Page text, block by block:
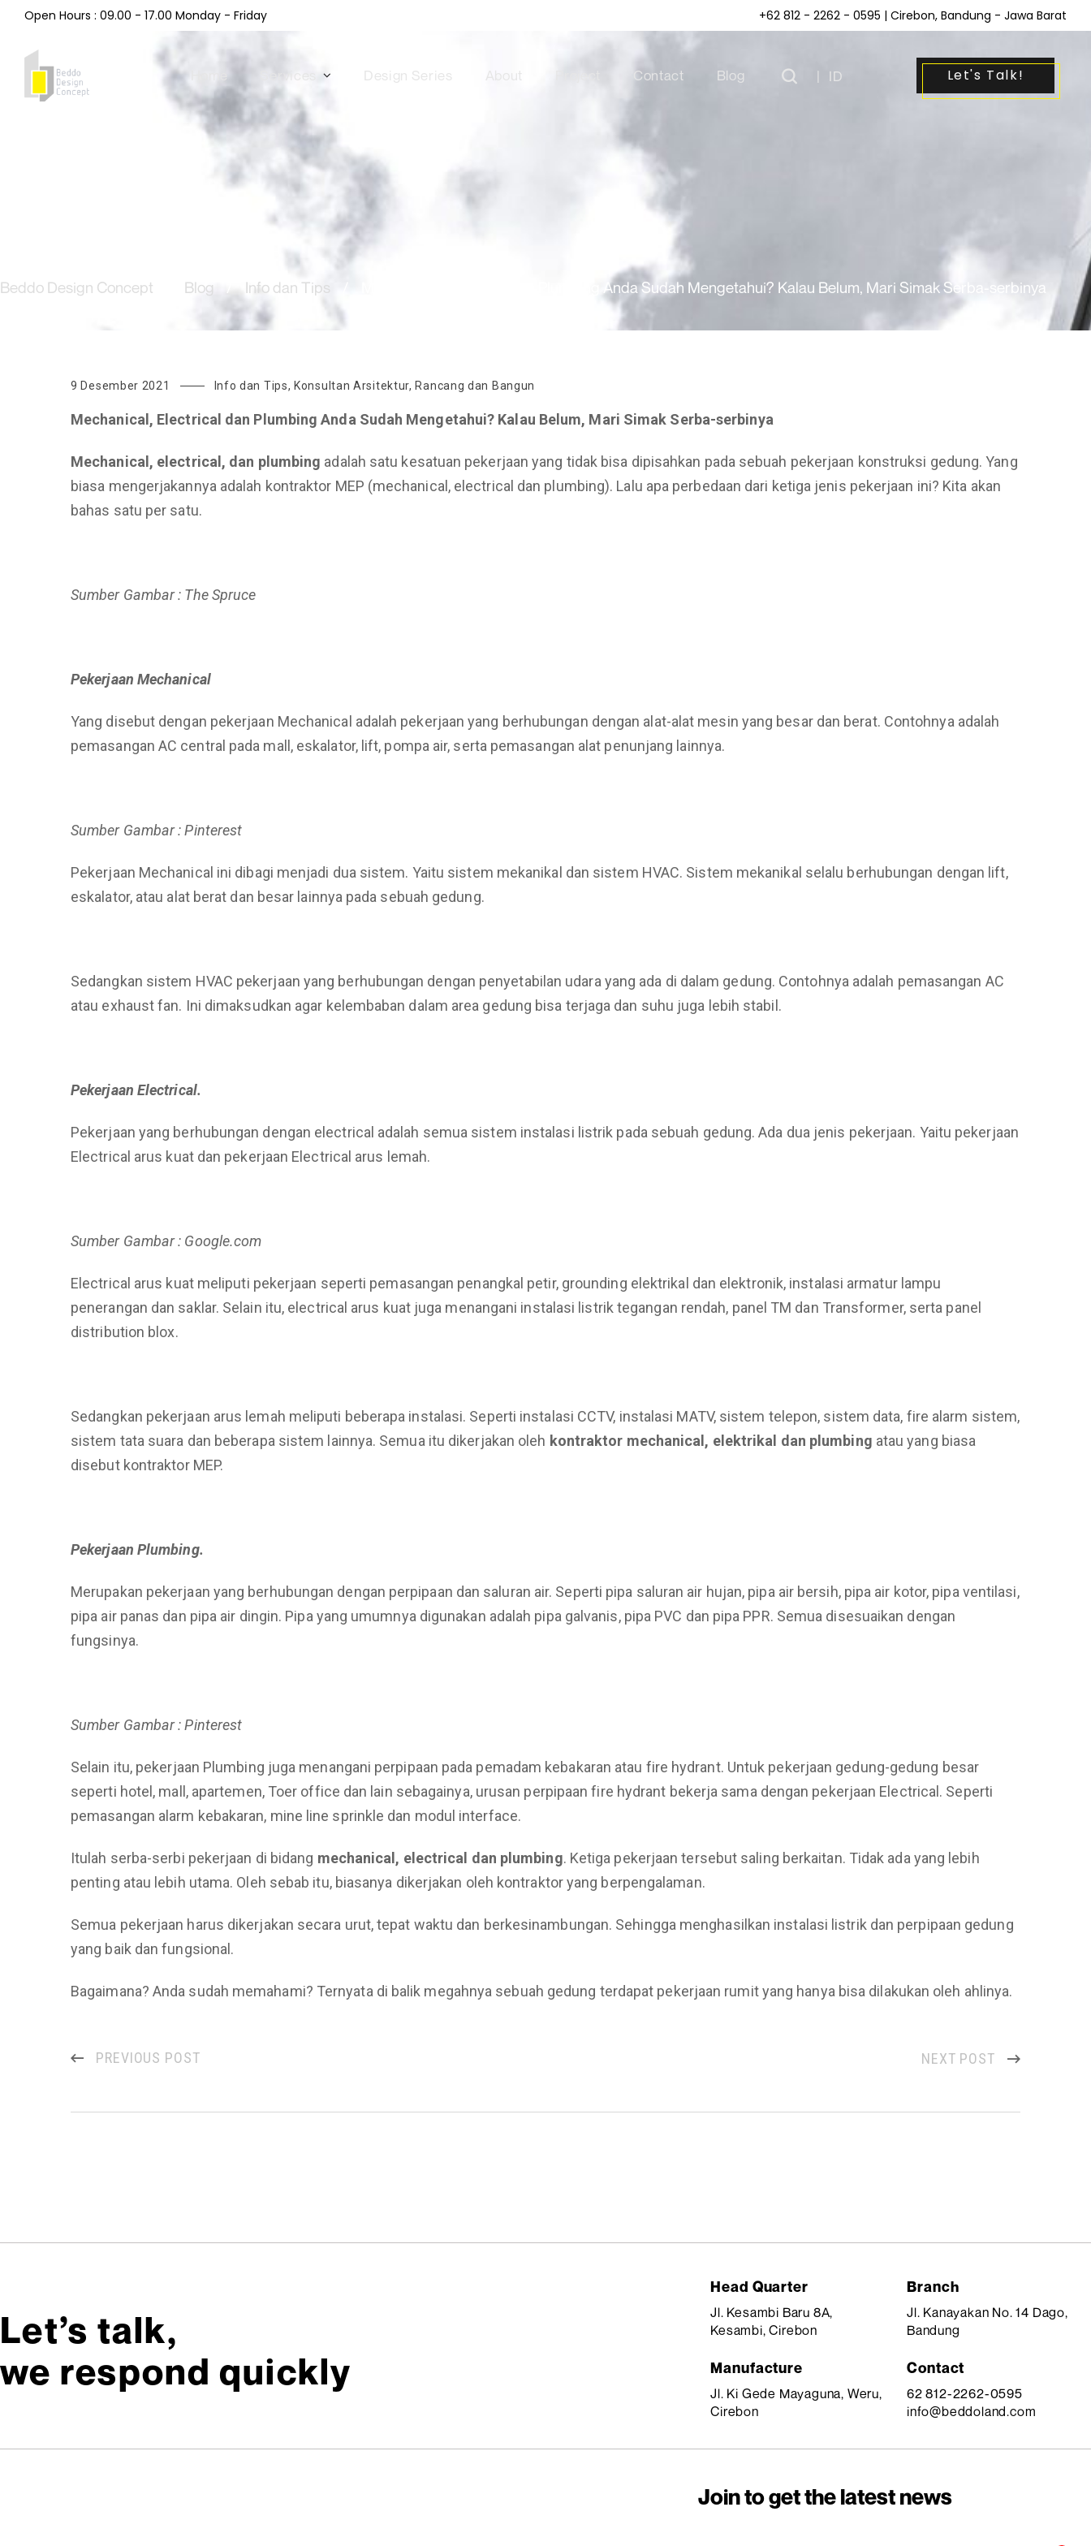
Open Hours : 09.00 - 17.00 Monday - Friday +62 812 - 2262 - 0595 | Cirebon, Bandung - Jawa Barat
Design Series About Contact Blog | ID Let's Talk!
Beddo Design Concept Blog Info dan Tips Mechanical, Electrical dan Plumbing Anda Sudah Mengetahui? Kalau Belum, Mari Simak Serba-serbinya
9 Desember 2021 Info dan Tips, Konsultan Arsitektur, Rancang dan Bangun
Mechanical, Electrical dan Plumbing Anda Sudah Mengetahui? Kalau Belum, Mari Simak Serba-serbinya
Mechanical, electrical, dan plumbing adalah satu kesatuan pekerjaan yang tidak bisa dipisahkan pada sebuah pekerjaan konstruksi gedung. Yang
biasa mengerjakannya adalah kontraktor MEP (mechanical, electrical dan plumbing). Lalu apa perbedaan dari ketiga jenis pekerjaan ini? Kita akan
bahas satu per satu.
Sumber Gambar : The Spruce
Pekerjaan Mechanical
Yang disebut dengan pekerjaan Mechanical adalah pekerjaan yang berhubungan dengan alat-alat mesin yang besar dan berat. Contohnya adalah
pemasangan AC central pada mall, eskalator, lift, pompa air, serta pemasangan alat penunjang lainnya.
Sumber Gambar : Pinterest
Pekerjaan Mechanical ini dibagi menjadi dua sistem. Yaitu sistem mekanikal dan sistem HVAC. Sistem mekanikal selalu berhubungan dengan lift,
eskalator, atau alat berat dan besar lainnya pada sebuah gedung.
Sedangkan sistem HVAC pekerjaan yang berhubungan dengan penyetabilan udara yang ada di dalam gedung. Contohnya adalah pemasangan AC
atau exhaust fan. Ini dimaksudkan agar kelembaban dalam area gedung bisa terjaga dan suhu juga lebih stabil.
Pekerjaan Electrical.
Pekerjaan yang berhubungan dengan electrical adalah semua sistem instalasi listrik pada sebuah gedung. Ada dua jenis pekerjaan. Yaitu pekerjaan
Electrical arus kuat dan pekerjaan Electrical arus lemah.
Sumber Gambar : Google.com
Electrical arus kuat meliputi pekerjaan seperti pemasangan penangkal petir, grounding elektrikal dan elektronik, instalasi armatur lampu
penerangan dan saklar. Selain itu, electrical arus kuat juga menangani instalasi listrik tegangan rendah, panel TM dan Transformer, serta panel
distribution blox.
Sedangkan pekerjaan arus lemah meliputi beberapa instalasi. Seperti instalasi CCTV, instalasi MATV, sistem telepon, sistem data, fire alarm sistem,
sistem tata suara dan beberapa sistem lainnya. Semua itu dikerjakan oleh kontraktor mechanical, elektrikal dan plumbing atau yang biasa
disebut kontraktor MEP.
Pekerjaan Plumbing.
Merupakan pekerjaan yang berhubungan dengan perpipaan dan saluran air. Seperti pipa saluran air hujan, pipa air bersih, pipa air kotor, pipa ventilasi,
pipa air panas dan pipa air dingin. Pipa yang umumnya digunakan adalah pipa galvanis, pipa PVC dan pipa PPR. Semua disesuaikan dengan
fungsinya.
Sumber Gambar : Pinterest
Selain itu, pekerjaan Plumbing juga menangani perpipaan pada pemadam kebakaran atau fire hydrant. Untuk pekerjaan gedung-gedung besar
seperti hotel, mall, apartemen, Toer office dan lain sebagainya, urusan perpipaan fire hydrant bekerja sama dengan pekerjaan Electrical. Seperti
pemasangan alarm kebakaran, mine line sprinkle dan modul interface.
Itulah serba-serbi pekerjaan di bidang mechanical, electrical dan plumbing. Ketiga pekerjaan tersebut saling berkaitan. Tidak ada yang lebih
penting atau lebih utama. Oleh sebab itu, biasanya dikerjakan oleh kontraktor yang berpengalaman.
Semua pekerjaan harus dikerjakan secara urut, tepat waktu dan berkesinambungan. Sehingga menghasilkan instalasi listrik dan perpipaan gedung
yang baik dan fungsional.
Bagaimana? Anda sudah memahami? Ternyata di balik megahnya sebuah gedung terdapat pekerjaan rumit yang hanya bisa dilakukan oleh ahlinya.
PREVIOUS POST NEXT POST
Let’s talk,
we respond quickly
Head Quarter
Jl. Kesambi Baru 8A,
Kesambi, Cirebon
Manufacture
Jl. Ki Gede Mayaguna, Weru,
Cirebon
Branch
Jl. Kanayakan No. 14 Dago,
Bandung
Contact
62 812-2262-0595
info@beddoland.com
Join to get the latest news